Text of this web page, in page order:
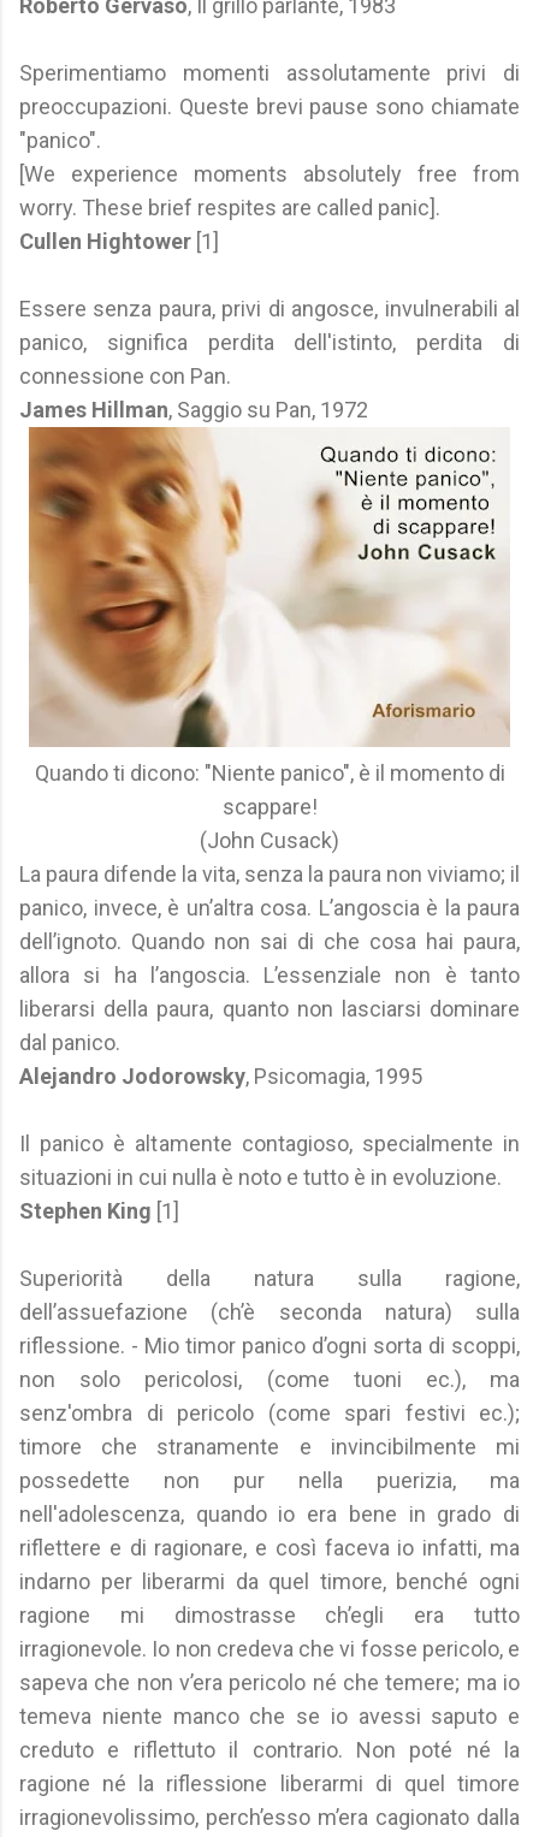
Roberto Gervaso, Il grillo parlante, 1983
Sperimentiamo momenti assolutamente privi di
preoccupazioni. Queste brevi pause sono chiamate
"panico".
[We experience moments absolutely free from
worry. These brief respites are called panic].
Cullen Hightower [1]
Essere senza paura, privi di angosce, invulnerabili al
panico, significa perdita dell'istinto, perdita di
connessione con Pan.
James Hillman, Saggio su Pan, 1972
Quando ti dicono: "Niente panico", è il momento di
scappare!
(John Cusack)
La paura difende la vita, senza la paura non viviamo; il
panico, invece, è un’altra cosa. L’angoscia è la paura
dell’ignoto. Quando non sai di che cosa hai paura,
allora si ha l’angoscia. L’essenziale non è tanto
liberarsi della paura, quanto non lasciarsi dominare
dal panico.
Alejandro Jodorowsky, Psicomagia, 1995
Il panico è altamente contagioso, specialmente in
situazioni in cui nulla è noto e tutto è in evoluzione.
Stephen King [1]
Superiorità della natura sulla ragione,
dell’assuefazione (ch’è seconda natura) sulla
riflessione. - Mio timor panico d’ogni sorta di scoppi,
non solo pericolosi, (come tuoni ec.), ma
senz'ombra di pericolo (come spari festivi ec.);
timore che stranamente e invincibilmente mi
possedette non pur nella puerizia, ma
nell'adolescenza, quando io era bene in grado di
riflettere e di ragionare, e così faceva io infatti, ma
indarno per liberarmi da quel timore, benché ogni
ragione mi dimostrasse ch’egli era tutto
irragionevole. Io non credeva che vi fosse pericolo, e
sapeva che non v’era pericolo né che temere; ma io
temeva niente manco che se io avessi saputo e
creduto e riflettuto il contrario. Non poté né la
ragione né la riflessione liberarmi di quel timore
irragionevolissimo, perch’esso m’era cagionato dalla